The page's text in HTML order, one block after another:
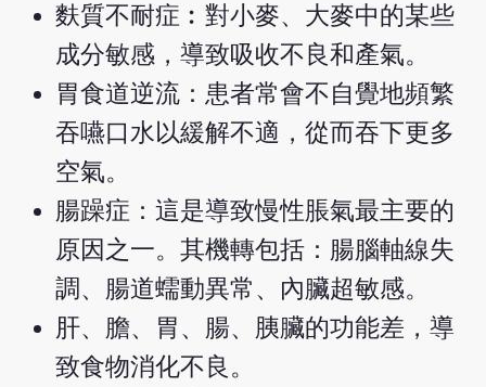
麩質不耐症︰對小麥、大麥中的某些
成分敏感，導致吸收不良和產氣。
胃食道逆流：患者常會不自覺地頻繁
吞嚥口水以緩解不適，從而吞下更多
空氣。
腸躁症：這是導致慢性脹氣最主要的
原因之一。其機轉包括：腸腦軸線失
調、腸道蠕動異常、內臟超敏感。
肝、膽、胃、腸、胰臟的功能差，導
致食物消化不良。